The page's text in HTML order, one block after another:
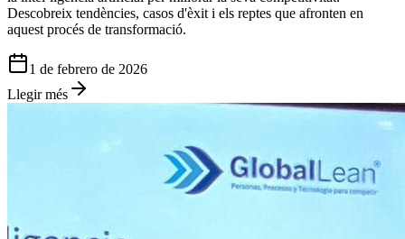
🦞♾️ IA en CRM: Automatització de Vendes | NAiOS